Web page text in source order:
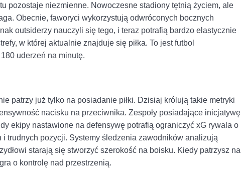
pozostaje niezmienne. Nowoczesne stadiony tętnią życiem, ale
Obecnie, faworyci wykorzystują odwróconych bocznych
outsiderzy nauczyli się tego, i teraz potrafią bardzo elastycznie
w której aktualnie znajduje się piłka. To jest futbol
uderzeń na minutę.
patrzy już tylko na posiadanie piłki. Dzisiaj królują takie metryki
nacisku na przeciwnika. Zespoły posiadające inicjatywę
ekipy nastawione na defensywę potrafią ograniczyć xG rywala o
trudnych pozycji. Systemy śledzenia zawodników analizują
starają się stworzyć szerokość na boisku. Kiedy patrzysz na
o kontrolę nad przestrzenią.